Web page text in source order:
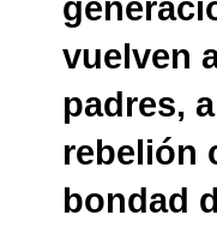
vuelven
padres,
rebelión
bondad